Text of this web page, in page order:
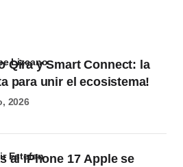
Qira y Smart Connect: la
para unir el ecosistema!
Lizcano
2026
al iPhone 17 Apple se
Estefan